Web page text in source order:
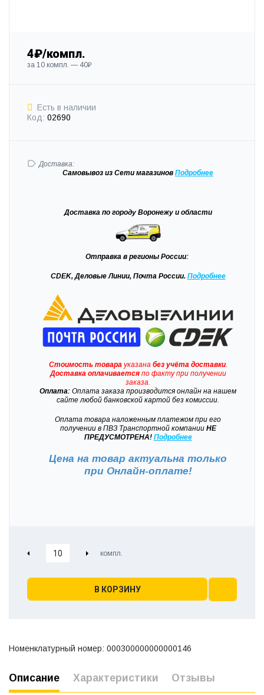
4₽/компл.
за 10 компл. — 40₽
Есть в наличии
Код: 02690
Доставка:
Самовывоз из Сети магазинов Подробнее
Доставка по городу Воронежу и области
Отправка в регионы России:
CDEK, Деловые Линии, Почта России. Подробнее
Стоимость товарауказана без учёта доставки.
Доставкаоплачиваетсяпо факту при получении
заказа.
Оплата: Оплата заказа производится онлайн на нашем
сайте любой банковской картой без комиссии.
Оплата товара наложенным платежом при его
получении в ПВЗ Транспортной компанииНЕ
ПРЕДУСМОТРЕНА! Подробнее
Цена на товар актуальна только
при Онлайн-оплате!
В КОРЗИНУ
Номенклатурный номер: 000300000000000146
Описание Характеристики Отзывы